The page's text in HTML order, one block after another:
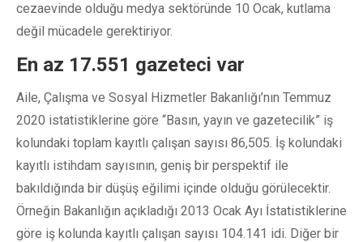
cezaevinde olduğu medya sektöründe 10 Ocak, kutlama
değil mücadele gerektiriyor.
En az 17.551 gazeteci var
Aile, Çalışma ve Sosyal Hizmetler Bakanlığı’nın Temmuz
2020 istatistiklerine göre “Basın, yayın ve gazetecilik” iş
kolundaki toplam kayıtlı çalışan sayısı 86,505. İş kolundaki
kayıtlı istihdam sayısının, geniş bir perspektif ile
bakıldığında bir düşüş eğilimi içinde olduğu görülecektir.
Örneğin Bakanlığın açıkladığı 2013 Ocak Ayı İstatistiklerine
göre iş kolunda kayıtlı çalışan sayısı 104.141 idi. Diğer bir